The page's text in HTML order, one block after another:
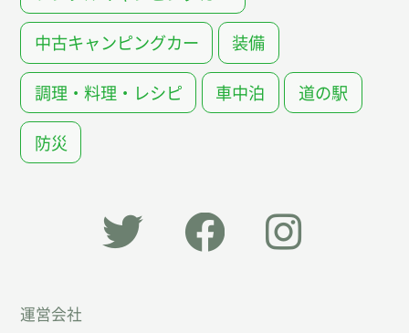
中古キャンピングカー 装備
調理・料理・レシピ 車中泊 道の駅
防災
運営会社